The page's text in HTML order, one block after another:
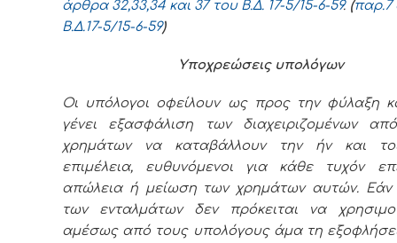
άρθρα 32,33,34 και 37 του Β.Δ. 17-5/15-6-59. (παρ.7
Β.Δ.17-5/15-6-59)
Υποχρεώσεις υπολόγων
Οι υπόλογοι οφείλουν ως προς την φύλαξη
γένει εξασφάλιση των διαχειριζομένων
χρημάτων να καταβάλλουν την ήν και
επιμέλεια, ευθυνόμενοι για κάθε τυχόν
απώλεια ή μείωση των χρημάτων αυτών.
των ενταλμάτων δεν πρόκειται να
αμέσως από τους υπολόγους άμα τη